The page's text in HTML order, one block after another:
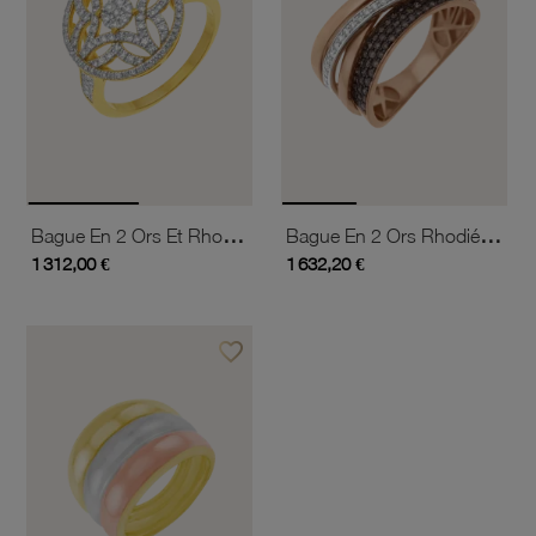
Bague En 2 Ors Et Rhodié, Diamants
1 312,00 €
Bague En 2 Ors Rhodié, Diamants Bruns Et Blancs
1 632,20 €
favorite_borderAjouter à vos favoris